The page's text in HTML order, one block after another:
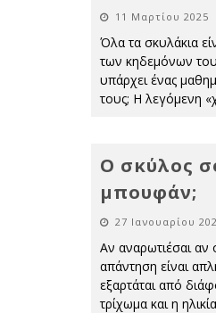
11 Μαρτίου 2025
Όλα τα σκυλάκια
των κηδεμόνων
υπάρχει ένας
τους; Η λεγόμενη
Ο σκύλος
μπουφάν;
27 Ιανουαρίου
Αν αναρωτιέσαι
απάντηση είναι
εξαρτάται από
τρίχωμα και η